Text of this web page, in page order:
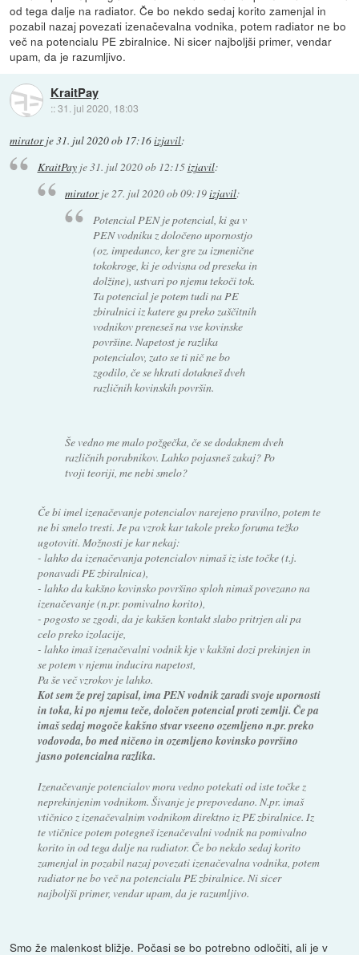
od tega dalje na radiator. Če bo nekdo sedaj korito zamenjal in
pozabil nazaj povezati izenačevalna vodnika, potem radiator ne bo
več na potencialu PE zbiralnice. Ni sicer najboljši primer, vendar
upam, da je razumljivo.
KraitPay
::31. jul 2020, 18:03
miratorje31. jul 2020 ob 17:16izjavil:
KraitPayje31. jul 2020 ob 12:15izjavil:
miratorje27. jul 2020 ob 09:19izjavil:
Potencial PEN je potencial, ki ga v
PEN vodniku z določeno upornostjo
(oz. impedanco, ker gre za izmenične
tokokroge, ki je odvisna od preseka in
dolžine), ustvari po njemu tekoči tok.
Ta potencial je potem tudi na PE
zbiralnici iz katere ga preko zaščitnih
vodnikov preneseš na vse kovinske
površine. Napetost je razlika
potencialov, zato se ti nič ne bo
zgodilo, če se hkrati dotakneš dveh
različnih kovinskih površin.
Še vedno me malo požgečka, če se dodaknem dveh
različnih porabnikov. Lahko pojasneš zakaj? Po
tvoji teoriji, me nebi smelo?
Če bi imel izenačevanje potencialov narejeno pravilno, potem te
ne bi smelo tresti. Je pa vzrok kar takole preko foruma težko
ugotoviti. Možnosti je kar nekaj:
- lahko da izenačevanja potencialov nimaš iz iste točke (t.j.
ponavadi PE zbiralnica),
- lahko da kakšno kovinsko površino sploh nimaš povezano na
izenačevanje (n.pr. pomivalno korito),
- pogosto se zgodi, da je kakšen kontakt slabo pritrjen ali pa
celo preko izolacije,
- lahko imaš izenačevalni vodnik kje v kakšni dozi prekinjen in
se potem v njemu inducira napetost,
Pa še več vzrokov je lahko.
Kot sem že prej zapisal, ima PEN vodnik zaradi svoje upornosti
in toka, ki po njemu teče, določen potencial proti zemlji. Če pa
imaš sedaj mogoče kakšno stvar vseeno ozemljeno n.pr. preko
vodovoda, bo med ničeno in ozemljeno kovinsko površino
jasno potencialna razlika.
Izenačevanje potencialov mora vedno potekati od iste točke z
neprekinjenim vodnikom. Šivanje je prepovedano. N.pr. imaš
vtičnico z izenačevalnim vodnikom direktno iz PE zbiralnice. Iz
te vtičnice potem potegneš izenačevalni vodnik na pomivalno
korito in od tega dalje na radiator. Če bo nekdo sedaj korito
zamenjal in pozabil nazaj povezati izenačevalna vodnika, potem
radiator ne bo več na potencialu PE zbiralnice. Ni sicer
najboljši primer, vendar upam, da je razumljivo.
Smo že malenkost bližje. Počasi se bo potrebno odločiti, ali je v